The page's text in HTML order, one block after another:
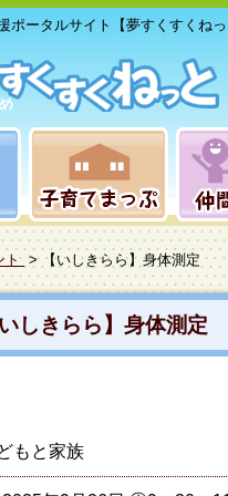
ポータルサイト【夢すくすくね
ト > 【いしきらら】身体測定
いしきらら】身体測定
もと家族